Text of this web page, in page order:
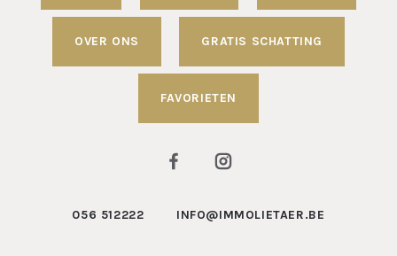
OVER ONS GRATIS SCHATTING
FAVORIETEN
056 512222 INFO@IMMOLIETAER.BE